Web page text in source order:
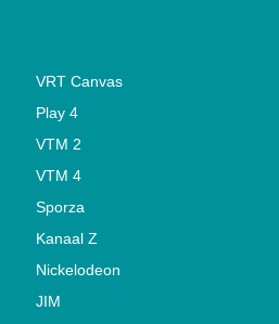
VRT Canvas
Play 4
VTM 2
VTM 4
Sporza
Kanaal Z
Nickelodeon
JIM